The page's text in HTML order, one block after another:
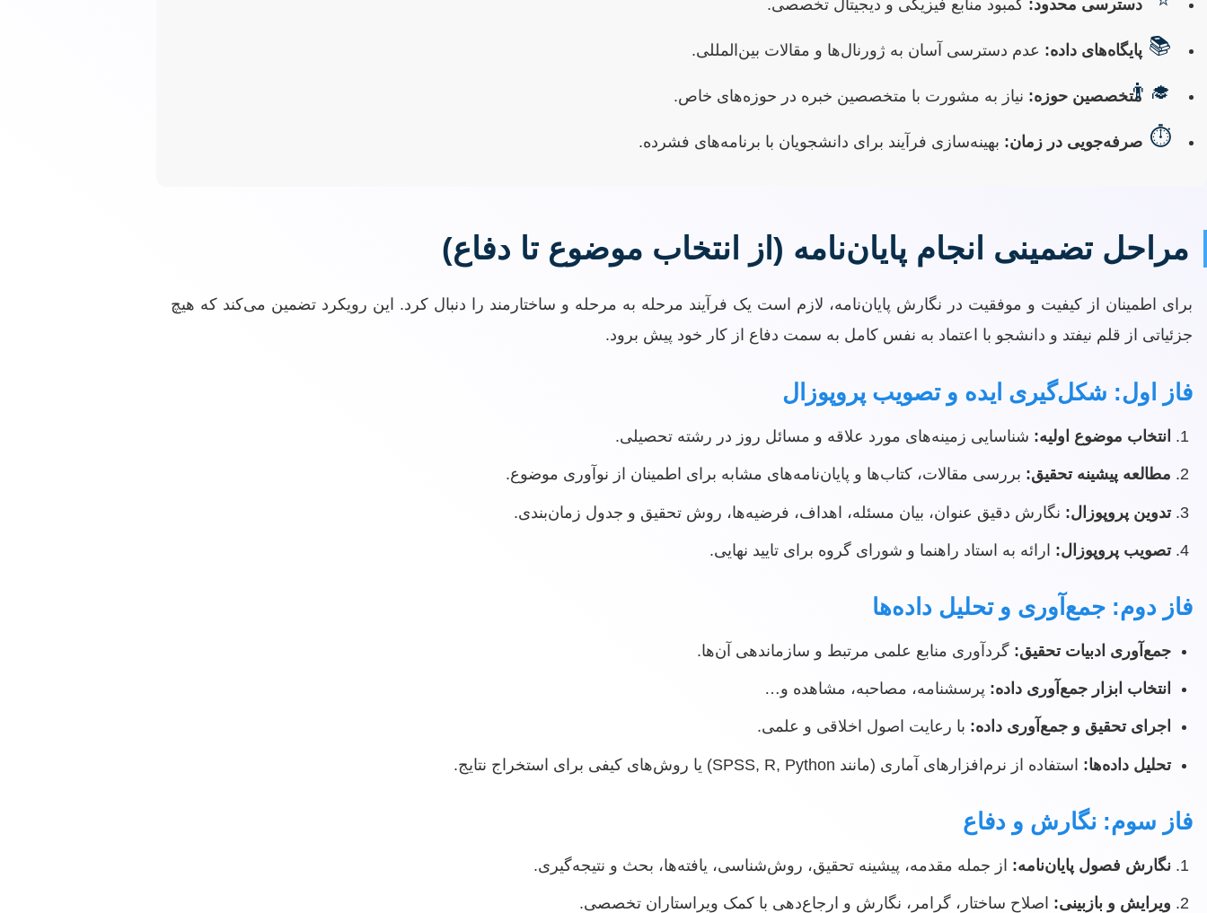
دسترسی محدود: کمبود منابع فیزیکی و دیجیتال تخصصی.
📚 پایگاه‌های داده: عدم دسترسی آسان به ژورنال‌ها و مقالات بین‌المللی.
👨‍🎓متخصصین حوزه: نیاز به مشورت با متخصصین خبره در حوزه‌های خاص.
⏱ صرفه‌جویی در زمان: بهینه‌سازی فرآیند برای دانشجویان با برنامه‌های فشرده.
مراحل تضمینی انجام پایان‌نامه (از انتخاب موضوع تا دفاع)
برای اطمینان از کیفیت و موفقیت در نگارش پایان‌نامه، لازم است یک فرآیند مرحله به مرحله و ساختارمند را دنبال کرد. این رویکرد تضمین می‌کند که هیچ
جزئیاتی از قلم نیفتد و دانشجو با اعتماد به نفس کامل به سمت دفاع از کار خود پیش برود.
فاز اول: شکل‌گیری ایده و تصویب پروپوزال
انتخاب موضوع اولیه: شناسایی زمینه‌های مورد علاقه و مسائل روز در رشته تحصیلی.
مطالعه پیشینه تحقیق: بررسی مقالات، کتاب‌ها و پایان‌نامه‌های مشابه برای اطمینان از نوآوری موضوع.
تدوین پروپوزال: نگارش دقیق عنوان، بیان مسئله، اهداف، فرضیه‌ها، روش تحقیق و جدول زمان‌بندی.
تصویب پروپوزال: ارائه به استاد راهنما و شورای گروه برای تایید نهایی.
فاز دوم: جمع‌آوری و تحلیل داده‌ها
جمع‌آوری ادبیات تحقیق: گردآوری منابع علمی مرتبط و سازماندهی آن‌ها.
انتخاب ابزار جمع‌آوری داده: پرسشنامه، مصاحبه، مشاهده و…
اجرای تحقیق و جمع‌آوری داده: با رعایت اصول اخلاقی و علمی.
تحلیل داده‌ها: استفاده از نرم‌افزارهای آماری (مانند SPSS, R, Python) یا روش‌های کیفی برای استخراج نتایج.
فاز سوم: نگارش و دفاع
نگارش فصول پایان‌نامه: از جمله مقدمه، پیشینه تحقیق، روش‌شناسی، یافته‌ها، بحث و نتیجه‌گیری.
ویرایش و بازبینی: اصلاح ساختار، گرامر، نگارش و ارجاع‌دهی با کمک ویراستاران تخصصی.